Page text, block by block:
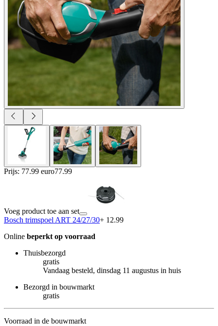
Prijs: 77.99 euro77.99
Voeg product toe aan set
Bosch trimspoel ART 24/27/30+ 12.99
Online beperkt op voorraad
Thuisbezorgd
gratis
Vandaag besteld, dinsdag 11 augustus in huis
Bezorgd in bouwmarkt
gratis
Voorraad in de bouwmarkt